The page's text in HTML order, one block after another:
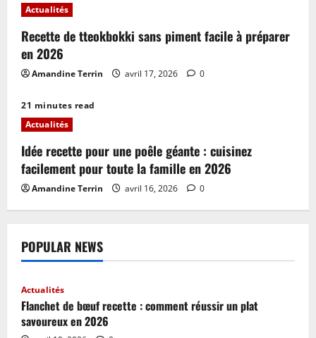
Actualités
Recette de tteokbokki sans piment facile à préparer
en 2026
Amandine Terrin avril 17, 2026 0
21 minutes read
Actualités
Idée recette pour une poêle géante : cuisinez
facilement pour toute la famille en 2026
Amandine Terrin avril 16, 2026 0
POPULAR NEWS
Actualités
Flanchet de bœuf recette : comment réussir un plat
savoureux en 2026